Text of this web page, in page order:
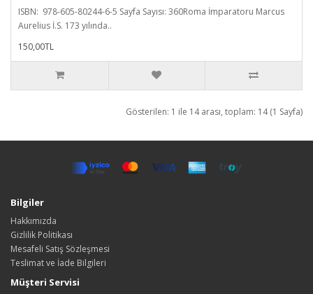
ISBN: 978-605-80244-6-5 Sayfa Sayısı: 360Roma İmparatoru Marcus
Aurelius İ.S. 173 yılında..
150,00TL
Gösterilen: 1 ile 14 arası, toplam: 14 (1 Sayfa)
Bilgiler
Hakkımızda
Gizlilik Politikası
Mesafeli Satış Sözleşmesi
Teslimat ve İade Bilgileri
Müşteri Servisi